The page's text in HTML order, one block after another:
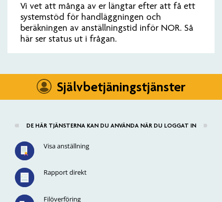
Vi vet att många av er längtar efter att få ett
systemstöd för handläggningen och
beräkningen av anställningstid inför NOR. Så
här ser status ut i frågan.
Självbetjäningstjänster
DE HÄR TJÄNSTERNA KAN DU ANVÄNDA NÄR DU LOGGAT IN
Visa anställning
Rapport direkt
Filöverföring